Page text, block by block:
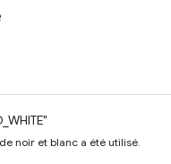
noir et blanc a été utilisé.